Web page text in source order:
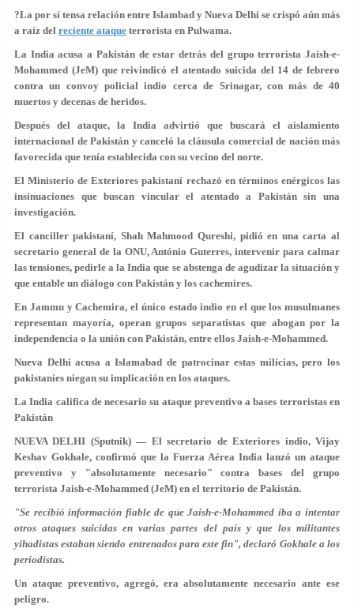
?La por sí tensa relación entre Islambad y Nueva Delhi se crispó aún más
a raíz del reciente ataque terrorista en Pulwama.
La India acusa a Pakistán de estar detrás del grupo terrorista Jaish-e-
Mohammed (JeM) que reivindicó el atentado suicida del 14 de febrero
contra un convoy policial indio cerca de Srinagar, con más de 40
muertos y decenas de heridos.
Después del ataque, la India advirtió que buscará el aislamiento
internacional de Pakistán y canceló la cláusula comercial de nación más
favorecida que tenía establecida con su vecino del norte.
El Ministerio de Exteriores pakistaní rechazó en términos enérgicos las
insinuaciones que buscan vincular el atentado a Pakistán sin una
investigación.
El canciller pakistaní, Shah Mahmood Qureshi, pidió en una carta al
secretario general de la ONU, António Guterres, intervenir para calmar
las tensiones, pedirle a la India que se abstenga de agudizar la situación y
que entable un diálogo con Pakistán y los cachemires.
En Jammu y Cachemira, el único estado indio en el que los musulmanes
representan mayoría, operan grupos separatistas que abogan por la
independencia o la unión con Pakistán, entre ellos Jaish-e-Mohammed.
Nueva Delhi acusa a Islamabad de patrocinar estas milicias, pero los
pakistaníes niegan su implicación en los ataques.
La India califica de necesario su ataque preventivo a bases terroristas en
Pakistán
NUEVA DELHI (Sputnik) — El secretario de Exteriores indio, Vijay
Keshav Gokhale, confirmó que la Fuerza Aérea India lanzó un ataque
preventivo y "absolutamente necesario" contra bases del grupo
terrorista Jaish-e-Mohammed (JeM) en el territorio de Pakistán.
"Se recibió información fiable de que Jaish-e-Mohammed iba a intentar
otros ataques suicidas en varias partes del país y que los militantes
yihadistas estaban siendo entrenados para este fin", declaró Gokhale a los
periodistas.
Un ataque preventivo, agregó, era absolutamente necesario ante ese
peligro.